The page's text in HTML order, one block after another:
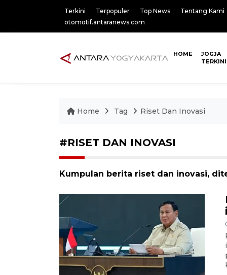
Terkini Terpopuler Top News
Tentang Kami
otomotif.antaranews.com
HOME
JOGJA
TERKINI
Home Tag Riset Dan Inovasi
#RISET DAN INOVASI
Kumpulan berita riset dan inovasi,